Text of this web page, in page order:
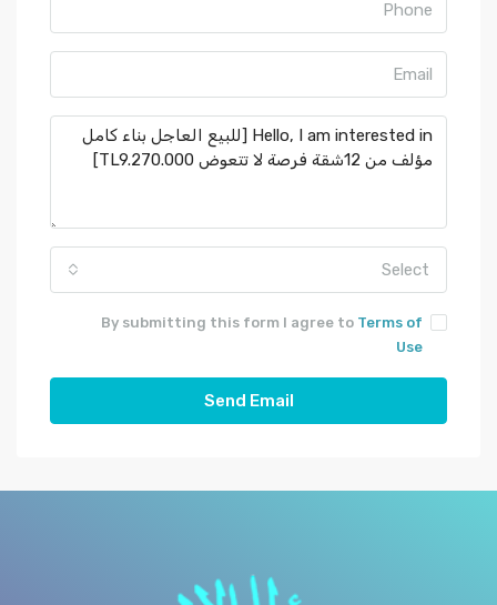
Select
By submitting this form I agree to Terms of
Use
Send Email